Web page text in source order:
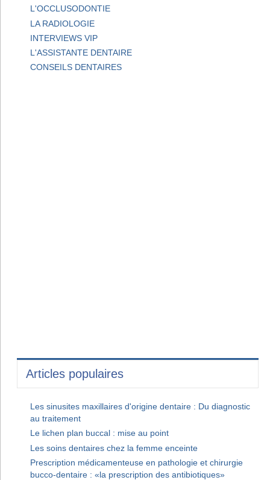
L'OCCLUSODONTIE
LA RADIOLOGIE
INTERVIEWS VIP
L'ASSISTANTE DENTAIRE
CONSEILS DENTAIRES
Articles populaires
Les sinusites maxillaires d'origine dentaire : Du diagnostic
au traitement
Le lichen plan buccal : mise au point
Les soins dentaires chez la femme enceinte
Prescription médicamenteuse en pathologie et chirurgie
bucco-dentaire : «la prescription des antibiotiques»